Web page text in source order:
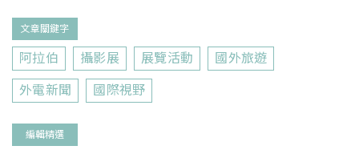
文章關鍵字
阿拉伯 攝影展 展覽活動
國外旅遊
外電新聞
國際視野
編輯精選